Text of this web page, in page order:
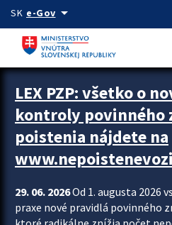
Preskocit na hlavný obsah
SK e-Govarrow_drop_down
Zastavit automatický posun upútavok
LEX PZP: všetko o
kontroly povinného
poistenia nájdete na
29. 06. 2026Od 1. augusta 2026
praxe nové pravidlá povinného